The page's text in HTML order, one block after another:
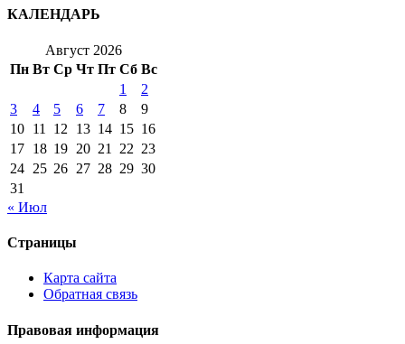
КАЛЕНДАРЬ
Август 2026
Пн Вт Ср Чт Пт Сб Вс
1
2
3
4 5 6 7 8
9
10 11 12 13 14 15 16
17 18 19 20 21 22 23
24 25 26 27 28 29 30
31
« Июл
Страницы
Карта сайта
Обратная связь
Правовая информация